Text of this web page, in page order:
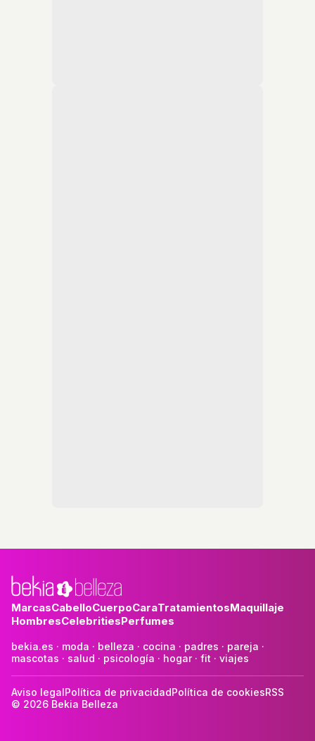
MarcasCabelloCuerpoCaraTratamientosMaquillaje
HombresCelebritiesPerfumes
bekia.es · moda · belleza · cocina · padres · pareja ·
mascotas · salud · psicología · hogar· fit · viajes
Aviso legalPolítica de privacidadPolítica de cookiesRSS
© 2026 Bekia Belleza